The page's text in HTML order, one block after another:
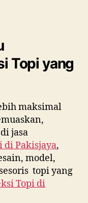
Topi yang
maksimal
jasa
diPakisjaya,
model,
topi yang
Topi di